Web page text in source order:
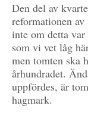
Den del av
reformationen
inte om detta
som vi vet låg
men tomten ska
århundradet.
uppfördes, är
hagmark.